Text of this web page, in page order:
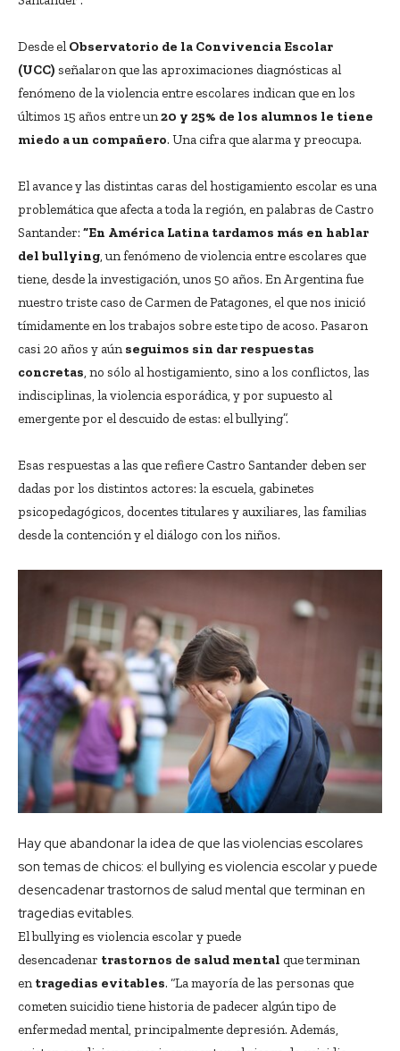
Desde elObservatorio de la Convivencia Escolar
(UCC) señalaron que las aproximaciones diagnósticas al
fenómeno de la violencia entre escolares indican que en los
últimos 15 años entre un20 y 25% de los alumnos le tiene
miedo a un compañero. Una cifra que alarma y preocupa.
El avance y las distintas caras del hostigamiento escolar es una
problemática que afecta a toda la región, en palabras de Castro
Santander: “En América Latina tardamos más en hablar
del bullying, un fenómeno de violencia entre escolares que
tiene, desde la investigación, unos 50 años. En Argentina fue
nuestro triste caso de Carmen de Patagones, el que nos inició
tímidamente en los trabajos sobre este tipo de acoso. Pasaron
casi 20 años y aún seguimos sin dar respuestas
concretas, no sólo al hostigamiento, sino a los conflictos, las
indisciplinas, la violencia esporádica, y por supuesto al
emergente por el descuido de estas: el bullying”.
Esas respuestas a las que refiere Castro Santander deben ser
dadas por los distintos actores: la escuela, gabinetes
psicopedagógicos, docentes titulares y auxiliares, las familias
desde la contención y el diálogo con los niños.
Hay que abandonar la idea de que las violencias escolares
son temas de chicos: el bullying es violencia escolar y puede
desencadenar trastornos de salud mental que terminan en
tragedias evitables.
El bullying es violencia escolar y puede
desencadenar trastornos de salud mental que terminan
en tragedias evitables. “La mayoría de las personas que
cometen suicidio tiene historia de padecer algún tipo de
enfermedad mental, principalmente depresión. Además,